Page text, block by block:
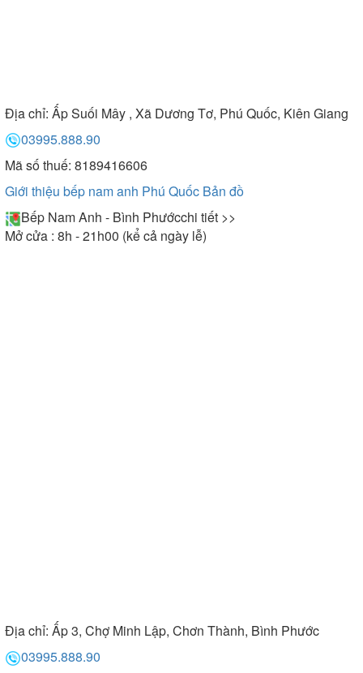
Địa chỉ: Ấp Suối Mây , Xã Dương Tơ, Phú Quốc, Kiên Giang
03995.888.90
Mã số thuế: 8189416606
Giới thiệu bếp nam anh Phú Quốc Bản đồ
Bếp Nam Anh - Bình Phướcchi tiết >>
Mở cửa : 8h - 21h00 (kể cả ngày lễ)
Địa chỉ: Ấp 3, Chợ Minh Lập, Chơn Thành, Bình Phước
03995.888.90